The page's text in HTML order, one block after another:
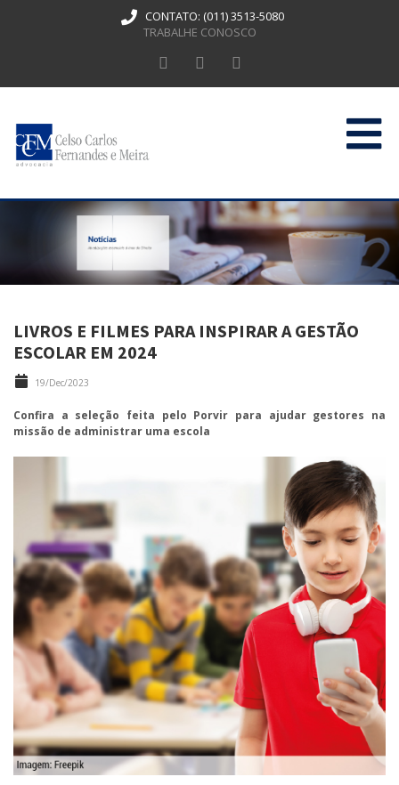
CONTATO: (011) 3513-5080
TRABALHE CONOSCO
HOME
QUEM SOMOS
ATUAÇÃO
CONTATO
LIVROS E FILMES PARA INSPIRAR A GESTÃO
ESCOLAR EM 2024
19/Dec/2023
Confira a seleção feita pelo Porvir para ajudar gestores na
missão de administrar uma escola